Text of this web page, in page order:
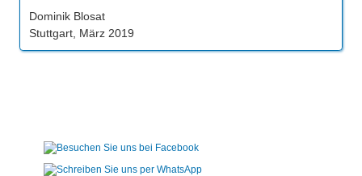
Dominik Blosat
Stuttgart, März 2019